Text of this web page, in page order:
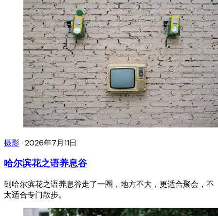
摄影· 2026年7月11日
哈尔滨花之语养息谷
到哈尔滨花之语养息谷走了一圈，地方不大，更适合聚会，不
太适合专门散步。